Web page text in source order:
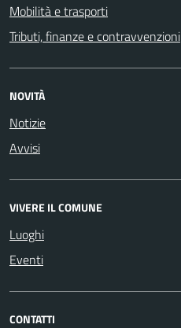
Mobilità e trasporti
Tributi, finanze e contravvenzioni
NOVITÀ
Notizie
Avvisi
VIVERE IL COMUNE
Luoghi
Eventi
CONTATTI